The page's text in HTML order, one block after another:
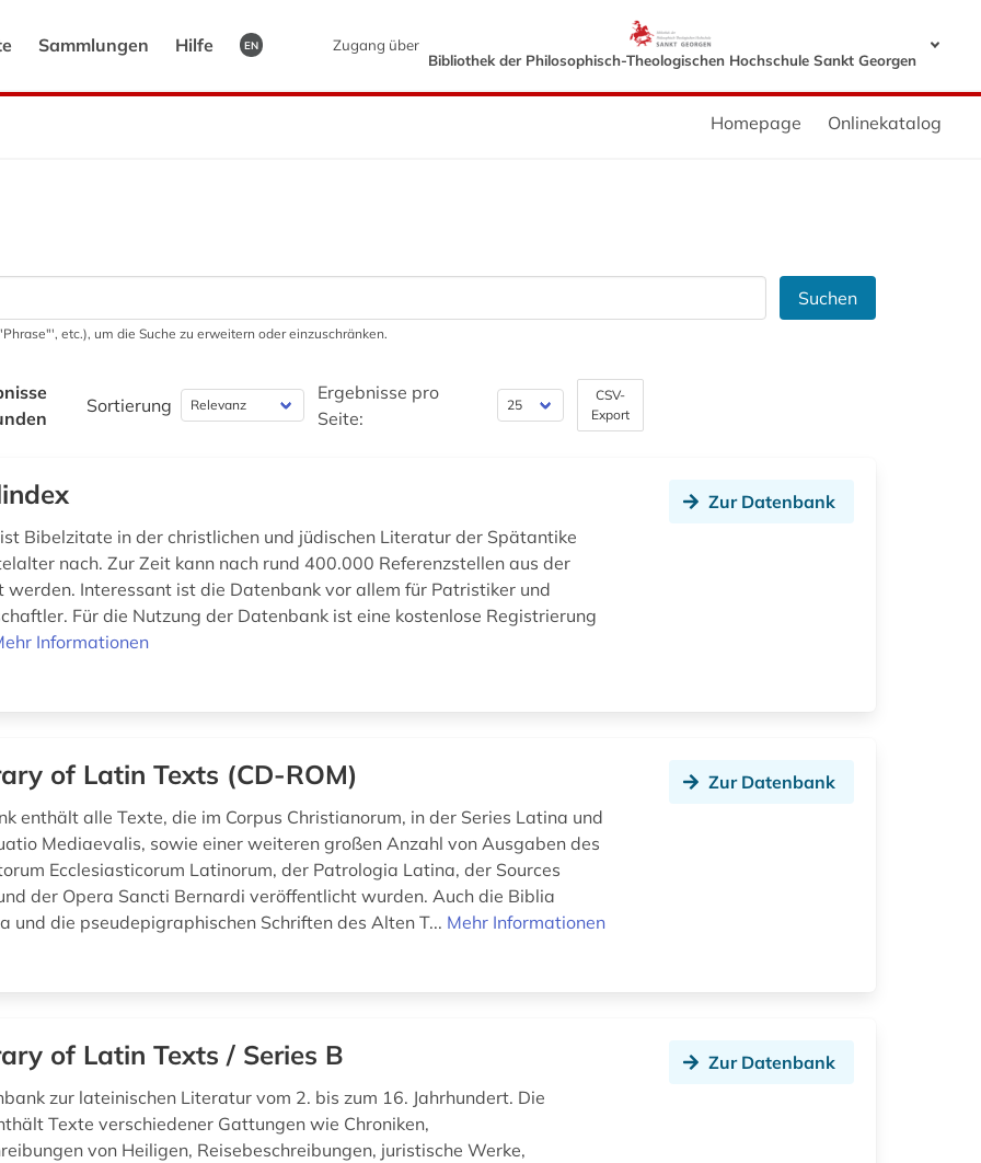
Sammlungen Hilfe EN
Zugang über
Bibliothek der Philosophisch-Theologischen Hochschule Sankt Georgen
Homepage Onlinekatalog
Suchen
etc.), um die Suche zu erweitern oder einzuschränken.
Sortierung
Ergebnisse pro
Seite:
CSV-
Export
Bibelzitate in der christlichen und jüdischen Literatur der Spätantike
nach. Zur Zeit kann nach rund 400.000 Referenzstellen aus der
werden. Interessant ist die Datenbank vor allem für Patristiker und
Für die Nutzung der Datenbank ist eine kostenlose Registrierung
Informationen
Zur Datenbank
of Latin Texts (CD-ROM)
enthält alle Texte, die im Corpus Christianorum, in der Series Latina und
Mediaevalis, sowie einer weiteren großen Anzahl von Ausgaben des
Ecclesiasticorum Latinorum, der Patrologia Latina, der Sources
der Opera Sancti Bernardi veröffentlicht wurden. Auch die Biblia
und die pseudepigraphischen Schriften des Alten T... Mehr Informationen
Zur Datenbank
of Latin Texts / Series B
zur lateinischen Literatur vom 2. bis zum 16. Jahrhundert. Die
Texte verschiedener Gattungen wie Chroniken,
von Heiligen, Reisebeschreibungen, juristische Werke,
Zur Datenbank